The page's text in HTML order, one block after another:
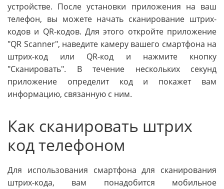
устройстве. После установки приложения на ваш
телефон, вы можете начать сканирование штрих-
кодов и QR-кодов. Для этого откройте приложение
"QR Scanner", наведите камеру вашего смартфона на
штрих-код или QR-код и нажмите кнопку
"Сканировать". В течение нескольких секунд
приложение определит код и покажет вам
информацию, связанную с ним.
Как сканировать штрих
код телефоном
Для использования смартфона для сканирования
штрих-кода, вам понадобится мобильное